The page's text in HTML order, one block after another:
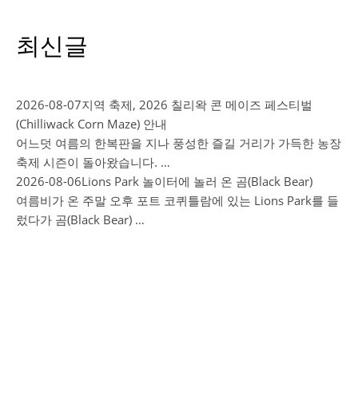
최신글
2026-08-07지역 축제, 2026 칠리왁 콘 메이즈 페스티벌
(Chilliwack Corn Maze) 안내
어느덧 여름의 한복판을 지나 풍성한 즐길 거리가 가득한 농장
축제 시즌이 돌아왔습니다. …
2026-08-06Lions Park 놀이터에 놀러 온 곰(Black Bear)
여름비가 온 주말 오후 포트 코퀴틀람에 있는 Lions Park를 들
렀다가 곰(Black Bear) …